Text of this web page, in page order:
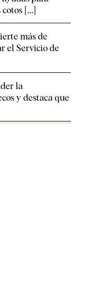
[...]
más de
el Servicio de
la
y destaca que